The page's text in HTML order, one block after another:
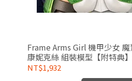
Frame Arms Girl 機甲少女 魔
康妮克絲 組裝模型【附特典
NT$1,932